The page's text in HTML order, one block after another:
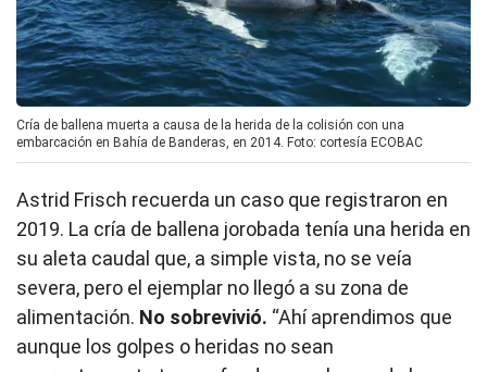
Cría de ballena muerta a causa de la herida de la colisión con una
embarcación en Bahía de Banderas, en 2014. Foto: cortesía ECOBAC
Astrid Frisch recuerda un caso que registraron en
2019. La cría de ballena jorobada tenía una herida en
su aleta caudal que, a simple vista, no se veía
severa, pero el ejemplar no llegó a su zona de
alimentación. No sobrevivió. “Ahí aprendimos que
aunque los golpes o heridas no sean